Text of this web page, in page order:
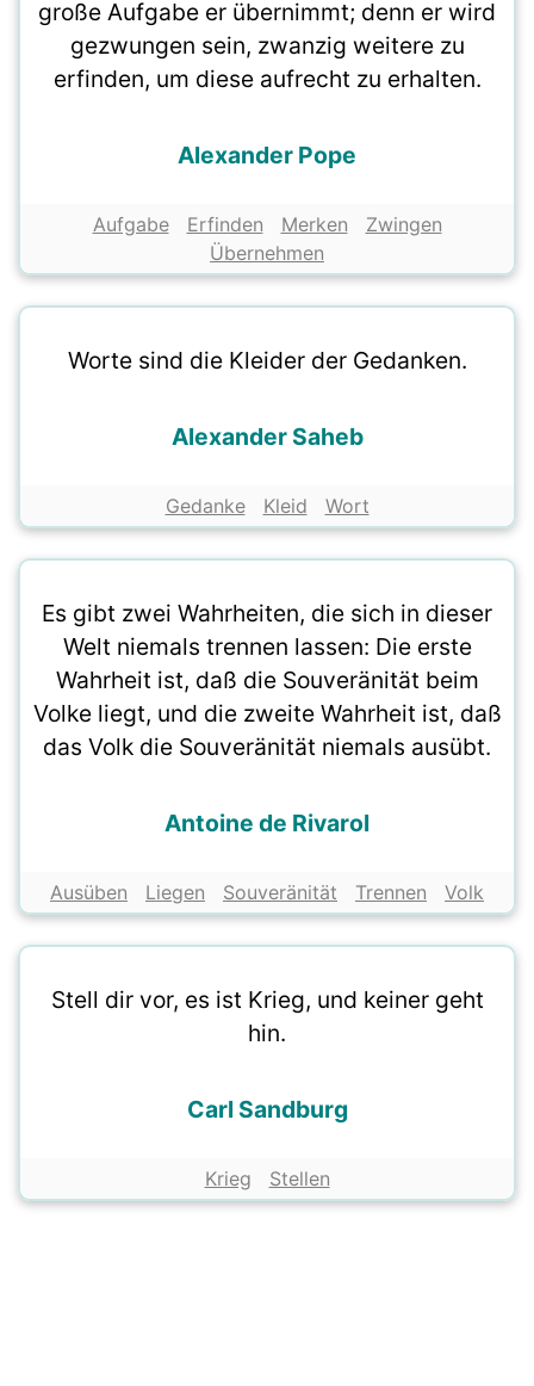
große Aufgabe er übernimmt; denn er wird
gezwungen sein, zwanzig weitere zu
erfinden, um diese aufrecht zu erhalten.
Alexander Pope
Aufgabe Erfinden Merken
Zwingen
Übernehmen
Worte sind die Kleider der Gedanken.
Alexander Saheb
Gedanke Kleid Wort
Es gibt zwei Wahrheiten, die sich in dieser
Welt niemals trennen lassen: Die erste
Wahrheit ist, daß die Souveränität beim
Volke liegt, und die zweite Wahrheit ist, daß
das Volk die Souveränität niemals ausübt.
Antoine de Rivarol
Ausüben Liegen Souveränität Trennen Volk
Stell dir vor, es ist Krieg, und keiner geht
hin.
Carl Sandburg
Krieg Stellen